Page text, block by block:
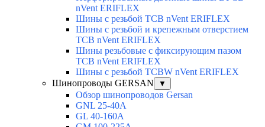
nVent ERIFLEX
Шины с резьбой TCB nVent ERIFLEX
Шины с резьбой и крепежным отверстием
TCB nVent ERIFLEX
Шины резьбовые с фиксирующим пазом
TCB nVent ERIFLEX
Шины с резьбой TCBW nVent ERIFLEX
Шинопроводы GERSAN
▼
Обзор шинопроводов Gersan
GNL 25-40A
GL 40-160A